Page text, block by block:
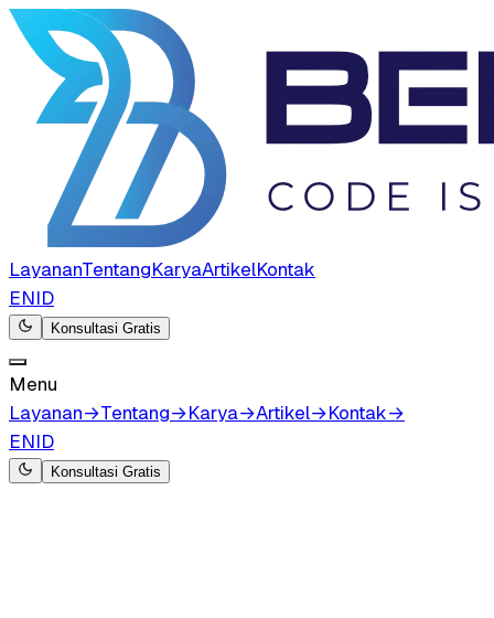
LayananTentangKaryaArtikelKontak
ENID
Konsultasi Gratis
Menu
Layanan→Tentang→Karya→Artikel→Kontak→
ENID
Konsultasi Gratis